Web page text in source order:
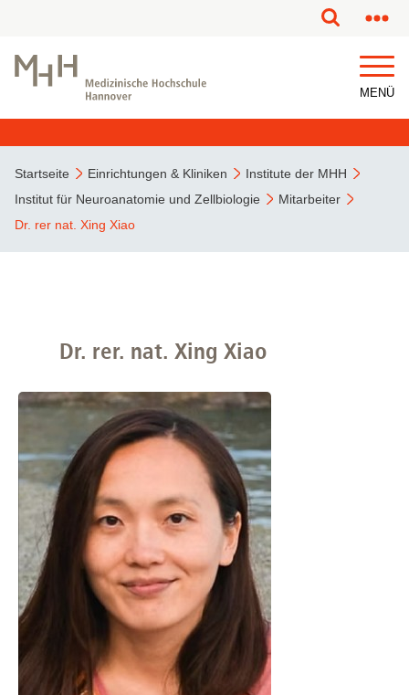
MENÜ
Startseite Einrichtungen & Kliniken
Institute der MHH
Institut für Neuroanatomie und Zellbiologie
Mitarbeiter
Dr. rer nat. Xing Xiao
Dr. rer. nat. Xing Xiao